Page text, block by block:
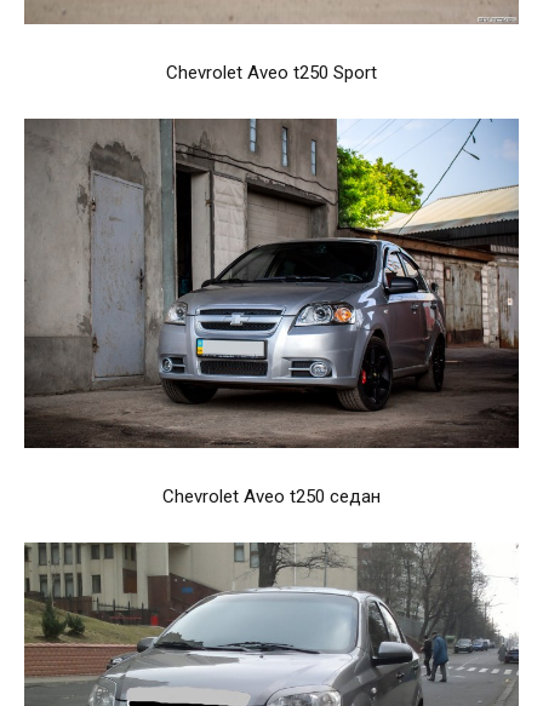
Chevrolet Aveo t250 Sport
Chevrolet Aveo t250 седан